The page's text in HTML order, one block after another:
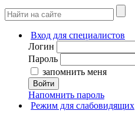
Вход для специалистов
Логин
Пароль
запомнить меня
Войти
Напомнить пароль
Режим для слабовидящих